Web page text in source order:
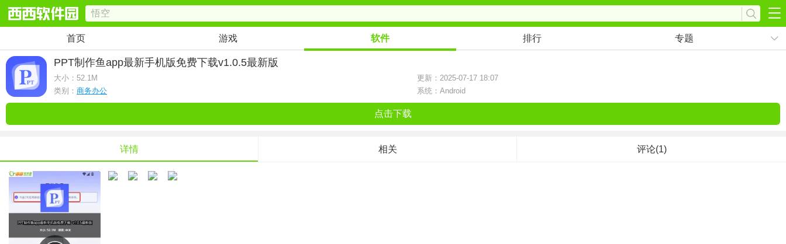
首页 游戏 软件 排行 专题
PPT制作鱼app最新手机版免费下载v1.0.5最新版
大小： 52.1M
更新：2025-07-17 18:07
类别： 商务办公 系统：Android
点击下载
详情 相关 评论(1)